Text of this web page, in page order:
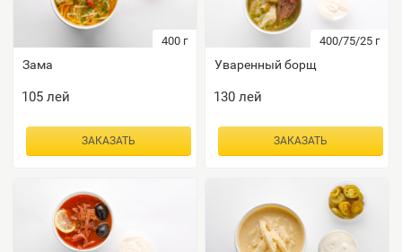
400 г
Зама
105лей
ЗАКАЗАТЬ
400/75/25 г
Уваренный борщ
130лей
ЗАКАЗАТЬ